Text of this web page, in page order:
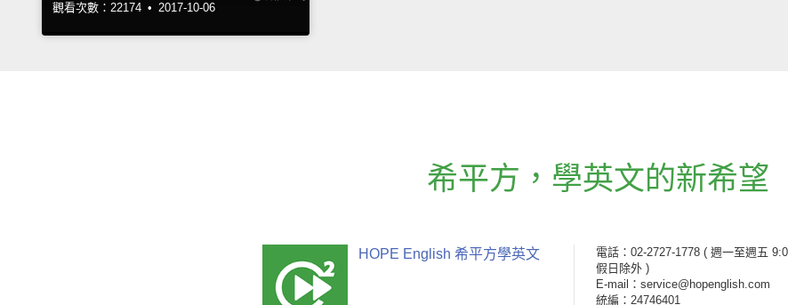
觀看次數：22174 • 2017-10-06
希平方 ， 學英文的新希望
HOPE English 希平方學英文 電話：02-2727-1778 ( 週一至週五
假日除外 )
E-mail：service@hopenglish.com
統編：24746401